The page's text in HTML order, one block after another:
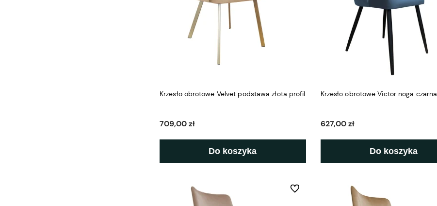
Krzesło obrotowe Velvet podstawa złota profil
709,00 zł
Do koszyka
Krzesło obrotowe Victor noga czarna
627,00 zł
Do koszyka
Do ulubionych